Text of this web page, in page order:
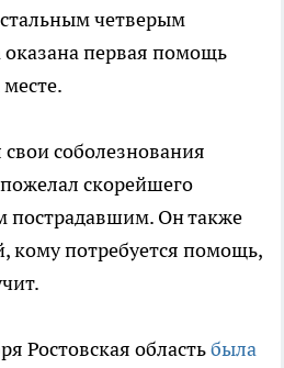
четверым
первая помощь
соболезнования
скорейшего
пострадавшим. Он также
кому потребуется помощь,
Ростовская областьбыла